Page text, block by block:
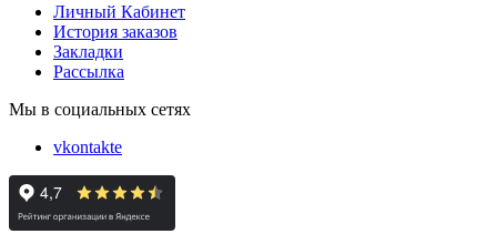
Личный Кабинет
История заказов
Закладки
Рассылка
Мы в социальных сетях
vkontakte